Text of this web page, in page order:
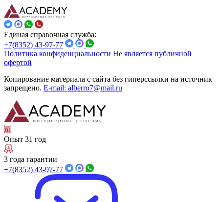
Единая справочная служба:
+7(8352) 43-97-77
Политика конфиденциальности Не является публичной
офертой
Копирование материала с сайта без гиперссылки на источник
запрещено. E-mail: alberro7@mail.ru
Опыт 31 год
3 года гарантии
+7(8352) 43-97-77